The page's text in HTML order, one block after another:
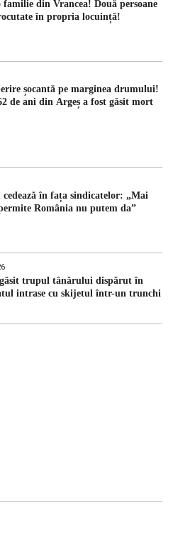
din Vrancea! Două persoane
în propria locuință!
șocantă pe marginea drumului!
de ani din Argeș a fost găsit mort
în fața sindicatelor: „Mai
România nu putem da”
trupul tânărului dispărut în
intrase cu skijetul într-un trunchi